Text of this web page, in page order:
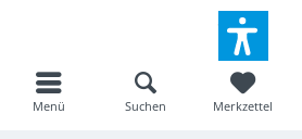
Menü Merkzettel
Suchen